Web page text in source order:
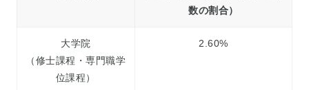
数の割合）
大学院
（修士課程・専門職学
位課程）
2.60%